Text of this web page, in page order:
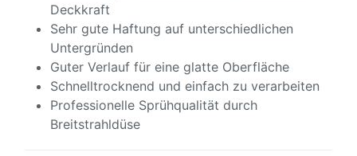
Deckkraft
Sehr gute Haftung auf unterschiedlichen
Untergründen
Guter Verlauf für eine glatte Oberfläche
Schnelltrocknend und einfach zu verarbeiten
Professionelle Sprühqualität durch
Breitstrahldüse